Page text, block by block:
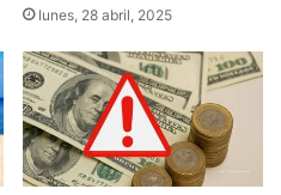
lunes, 28 abril, 2025